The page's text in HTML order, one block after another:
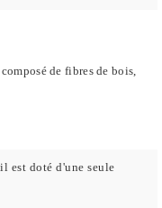
de fibres de bois,
est doté d'une seule